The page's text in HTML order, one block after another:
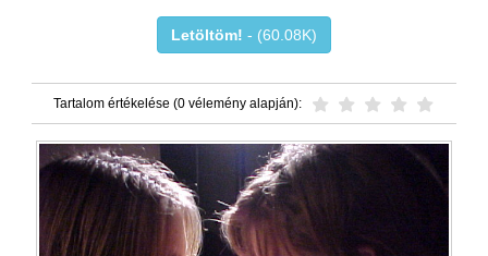
Letöltöm! - (60.08K)
Tartalom értékelése (0 vélemény alapján):